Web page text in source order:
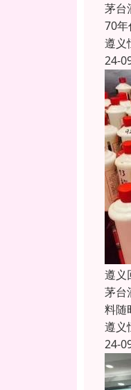
茅台
70
遵义
24-
遵义
茅台
料随
遵义
24-